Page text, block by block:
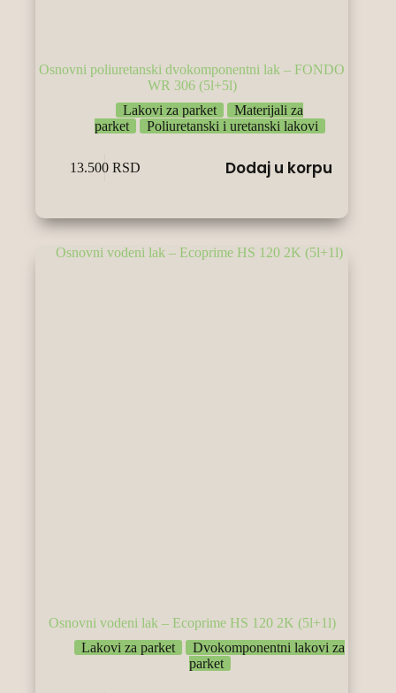
Osnovni poliuretanski dvokomponentni lak – FONDO
WR 306 (5l+5l)
Lakovi za parket
Materijali za
parket
Poliuretanski i uretanski lakovi
13.500 RSD Dodaj u korpu
Osnovni vodeni lak – Ecoprime HS 120 2K (5l+1l)
Lakovi za parket
Dvokomponentni lakovi za
parket